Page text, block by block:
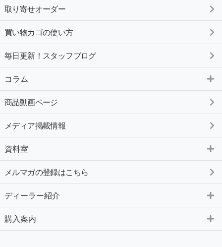
取り寄せオーダー
買い物カゴの使い方
毎日更新！スタッフブログ
コラム
商品動画ページ
メディア掲載情報
資料室
メルマガの登録はこちら
ディーラー紹介
購入案内